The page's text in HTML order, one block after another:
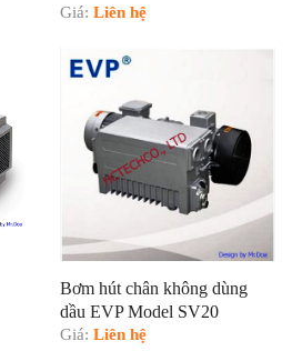
Giá: Liên hệ
Bơm hút chân không dùng
dầu EVP Model SV20
Giá: Liên hệ